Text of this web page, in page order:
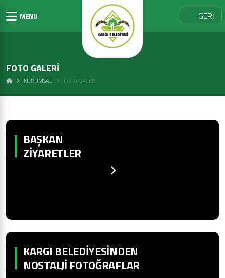
MENU
FOTO GALERİ
KURUMSAL FOTO GALERI
GERİ
BAŞKAN
ZIYARETLER
KARGI BELEDIYESINDEN
NOSTALJI FOTOĞRAFLAR